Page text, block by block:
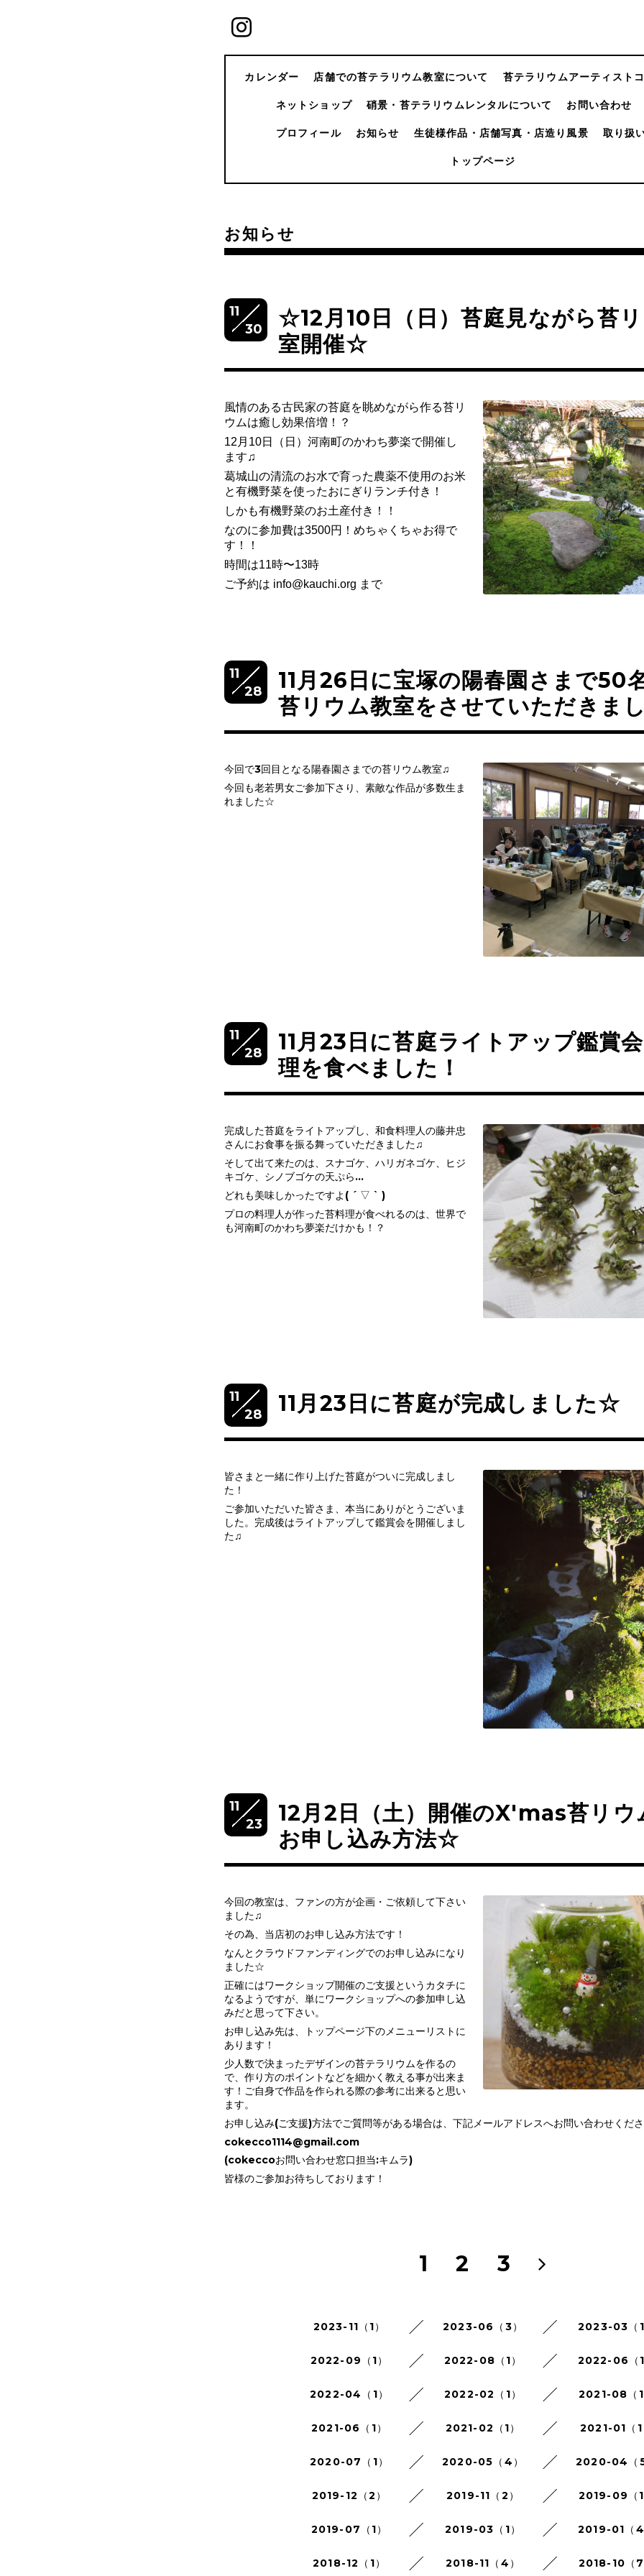
カレンダー 店舗での苔テラリウム教室について 苔テラリウムアーティスト
ネットショップ 硝景・苔テラリウムレンタルについて お問い合わせ
プロフィール お知らせ 生徒様作品・店舗写真・店造り風景 取り扱
トップページ
お知らせ
11
30
☆12月10日（日）苔庭見ながら苔
室開催☆
風情のある古民家の苔庭を眺めながら作る苔リ
ウムは癒し効果倍増！？
12月10日（日）河南町のかわち夢楽で開催し
ます♫
葛城山の清流のお水で育った農薬不使用のお米
と有機野菜を使ったおにぎりランチ付き！
しかも有機野菜のお土産付き！！
なのに参加費は3500円！めちゃくちゃお得で
す！！
時間は11時〜13時
ご予約は info@kauchi.org まで
11
28
11月26日に宝塚の陽春園さまで50
苔リウム教室をさせていただきま
今回で3回目となる陽春園さまでの苔リウム教室♫
今回も老若男女ご参加下さり、素敵な作品が多数生ま
れました☆
11
28
11月23日に苔庭ライトアップ鑑賞
理を食べました！
完成した苔庭をライトアップし、和食料理人の藤井忠
さんにお食事を振る舞っていただきました♫
そして出て来たのは、スナゴケ、ハリガネゴケ、ヒジ
キゴケ、シノブゴケの天ぷら…
どれも美味しかったですよ( ´ ▽ ` )
プロの料理人が作った苔料理が食べれるのは、世界で
も河南町のかわち夢楽だけかも！？
11
28
11月23日に苔庭が完成しました☆
皆さまと一緒に作り上げた苔庭がついに完成しまし
た！
ご参加いただいた皆さま、本当にありがとうございま
した。完成後はライトアップして鑑賞会を開催しまし
た♫
11
23
12月2日（土）開催のX'mas苔リウ
お申し込み方法☆
今回の教室は、ファンの方が企画・ご依頼して下さい
ました♫
その為、当店初のお申し込み方法です！
なんとクラウドファンディングでのお申し込みになり
ました☆
正確にはワークショップ開催のご支援というカタチに
なるようですが、単にワークショップへの参加申し込
みだと思って下さい。
お申し込み先は、トップページ下のメニューリストに
あります！
少人数で決まったデザインの苔テラリウムを作るの
で、作り方のポイントなどを細かく教える事が出来ま
す！ご自身で作品を作られる際の参考に出来ると思い
ます。
お申し込み(ご支援)方法でご質問等がある場合は、下記メールアドレスへお問い合わせくだ
cokecco1114@gmail.com
(cokeccoお問い合わせ窓口担当:キムラ)
皆様のご参加お待ちしております！
1 2 3
2023-11（1） 2023-06（3） 2023-03（
2022-09（1） 2022-08（1） 2022-06（
2022-04（1） 2022-02（1） 2021-08（
2021-06（1） 2021-02（1） 2021-01（1
2020-07（1） 2020-05（4） 2020-04（
2019-12（2） 2019-11（2） 2019-09（
2019-07（1） 2019-03（1） 2019-01（
2018-12（1） 2018-11（4） 2018-10（